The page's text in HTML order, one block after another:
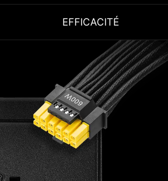
EFFICACITÉ